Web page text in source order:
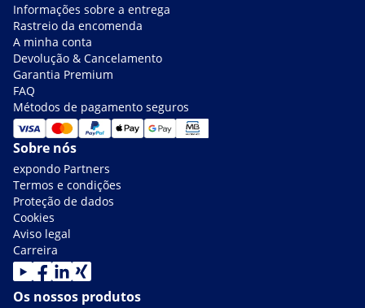
Informações sobre a entrega
Rastreio da encomenda
A minha conta
Devolução & Cancelamento
Garantia Premium
FAQ
Métodos de pagamento seguros
Sobre nós
expondo Partners
Termos e condições
Proteção de dados
Cookies
Aviso legal
Carreira
Os nossos produtos